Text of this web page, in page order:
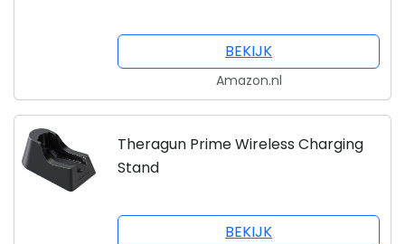
BEKIJK
Amazon.nl
Theragun Prime Wireless Charging
Stand
BEKIJK